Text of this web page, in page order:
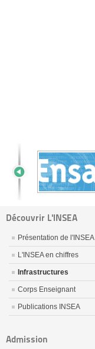
Découvrir L'INSEA
Présentation de l'INSEA
L'INSEA en chiffres
Infrastructures
Corps Enseignant
Publications INSEA
Admission